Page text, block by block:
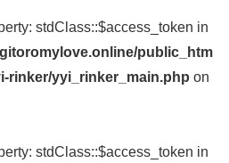
stdClass::$access_token in
public_htm
rinker/yyi_rinker_main.php on
stdClass::$access_token in